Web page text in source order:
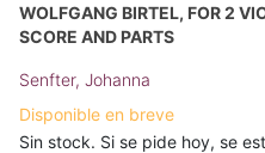
WOLFGANG BIRTEL, FOR 2
SCORE AND PARTS
Senfter, Johanna
Disponible en breve
Sin stock. Si se pide hoy, se